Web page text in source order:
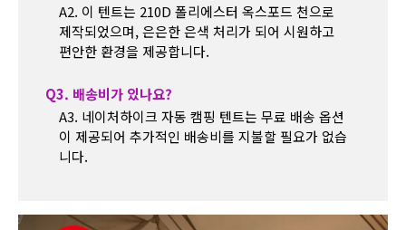
A2. 이 텐트는 210D 폴리에스터 옥스포드 천으로
제작되었으며, 은은한 은색 처리가 되어 시원하고
편안한 환경을 제공합니다.
Q3. 배송비가 있나요?
A3. 네이처하이크 자동 캠핑 텐트는 무료 배송 옵션
이 제공되어 추가적인 배송비를 지불할 필요가 없습
니다.